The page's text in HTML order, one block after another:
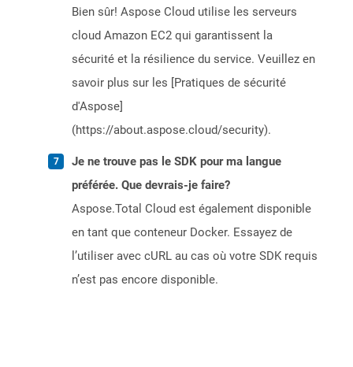
Bien sûr! Aspose Cloud utilise les serveurs
cloud Amazon EC2 qui garantissent la
sécurité et la résilience du service. Veuillez en
savoir plus sur les [Pratiques de sécurité
d'Aspose]
(https://about.aspose.cloud/security).
Je ne trouve pas le SDK pour ma langue
préférée. Que devrais-je faire?
Aspose.Total Cloud est également disponible
en tant que conteneur Docker. Essayez de
l’utiliser avec cURL au cas où votre SDK requis
n’est pas encore disponible.